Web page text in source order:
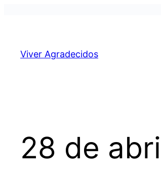
Viver Agradecidos
28 de